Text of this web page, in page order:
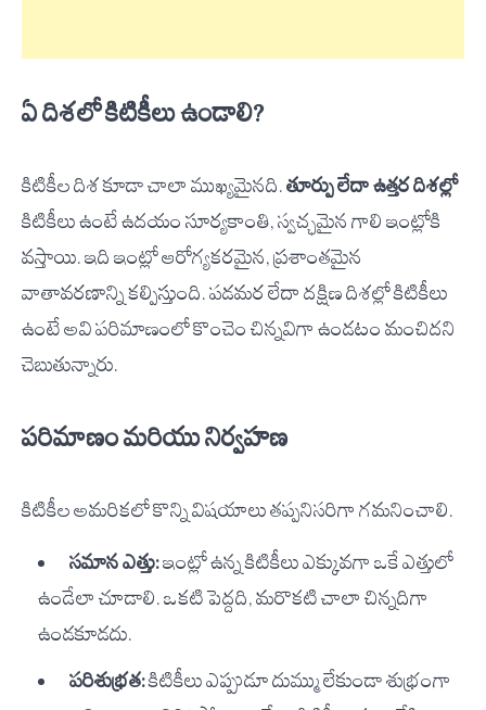
ఏ దిశలో కిటికీలు ఉండాలి?
కిటికీల దిశ కూడా చాలా ముఖ్యమైనది.తూర్పు లేదా ఉత్తర దిశల్లో
కిటికీలు ఉంటే ఉదయం సూర్యకాంతి, స్వచ్ఛమైన గాలి ఇంట్లోకి
వస్తాయి. ఇది ఇంట్లో ఆరోగ్యకరమైన, ప్రశాంతమైన
వాతావరణాన్ని కల్పిస్తుంది. పడమర లేదా దక్షిణ దిశల్లో కిటికీలు
ఉంటే అవి పరిమాణంలో కొంచెం చిన్నవిగా ఉండటం మంచిదని
చెబుతున్నారు.
పరిమాణం మరియు నిర్వహణ
కిటికీల అమరికలో కొన్ని విషయాలు తప్పనిసరిగా గమనించాలి.
సమాన ఎత్తు:ఇంట్లో ఉన్న కిటికీలు ఎక్కువగా ఒకే ఎత్తులో
ఉండేలా చూడాలి. ఒకటి పెద్దది, మరొకటి చాలా చిన్నదిగా
ఉండకూడదు.
పరిశుభ్రత:కిటికీలు ఎప్పుడూ దుమ్ము లేకుండా శుభ్రంగా